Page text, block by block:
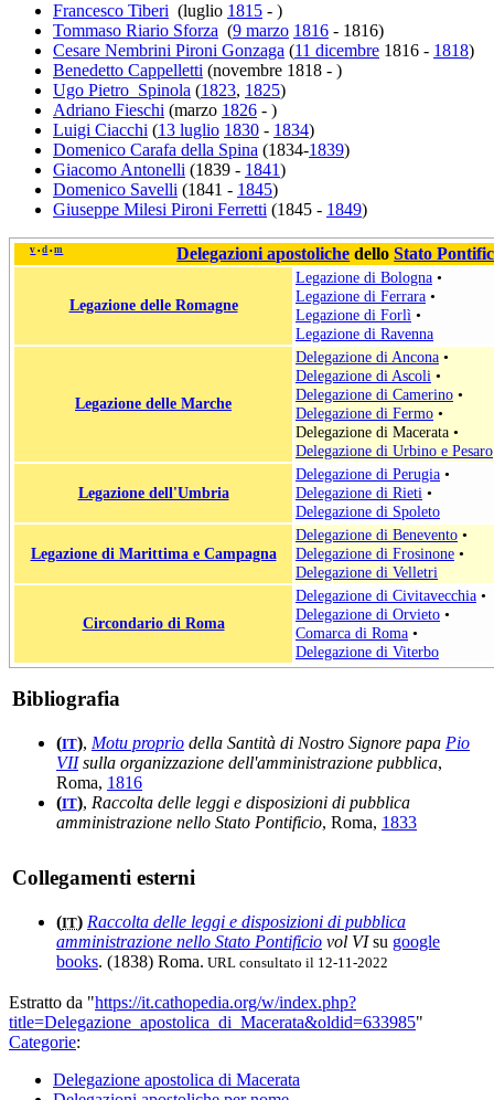
Francesco Tiberi (luglio 1815 - )
Tommaso Riario Sforza (9 marzo 1816 - 1816)
Cesare Nembrini Pironi Gonzaga (11 dicembre 1816 - 1818)
Benedetto Cappelletti (novembre 1818 - )
Ugo Pietro Spinola (1823, 1825)
Adriano Fieschi (marzo 1826 - )
Luigi Ciacchi (13 luglio 1830 - 1834)
Domenico Carafa della Spina (1834-1839)
Giacomo Antonelli (1839 - 1841)
Domenico Savelli (1841 - 1845)
Giuseppe Milesi Pironi Ferretti (1845 - 1849)
v • d • m Delegazioni apostoliche delloStato
Legazione delle Romagne
Legazione di Bologna •
Legazione di Ferrara •
Legazione di Forlì •
Legazione di Ravenna
Legazione delle Marche
Delegazione di Ancona •
Delegazione di Ascoli •
Delegazione di Camerino •
Delegazione di Fermo •
Delegazione di Macerata •
Delegazione di Urbino e Pesaro
Legazione dell'Umbria
Delegazione di Perugia •
Delegazione di Rieti •
Delegazione di Spoleto
Legazione di Marittima e Campagna
Delegazione di Benevento •
Delegazione di Frosinone •
Delegazione di Velletri
Circondario di Roma
Delegazione di Civitavecchia •
Delegazione di Orvieto •
Comarca di Roma •
Delegazione di Viterbo
Bibliografia
(IT), Motu proprio della Santità di Nostro Signore papa Pio
VIIsulla organizzazione dell'amministrazione pubblica,
Roma, 1816
(IT), Raccolta delle leggi e disposizioni di pubblica
amministrazione nello Stato Pontificio, Roma, 1833
Collegamenti esterni
(IT) Raccolta delle leggi e disposizioni di pubblica
amministrazione nello Stato Pontificio vol VIsu google
books. (1838) Roma. URL consultato il 12-11-2022
Estratto da "https://it.cathopedia.org/w/index.php?
title=Delegazione_apostolica_di_Macerata&oldid=633985"
Categorie:
Delegazione apostolica di Macerata